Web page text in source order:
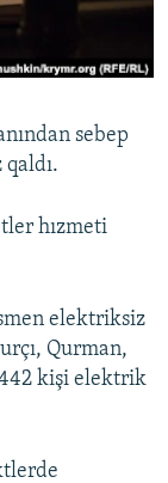
sebep
hızmeti
elektriksiz
Qurman,
442 kişi elektrik